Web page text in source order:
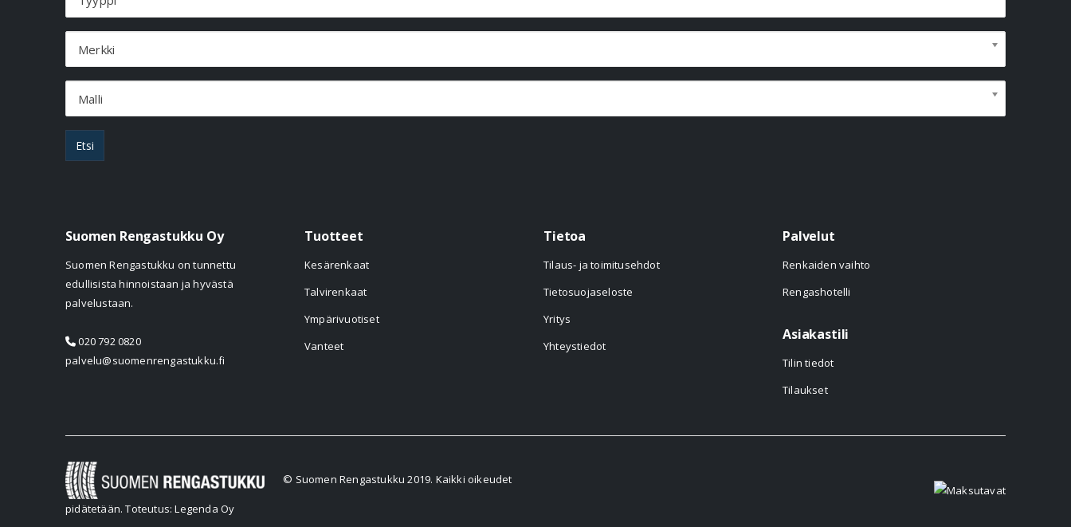
Merkki
Malli
Etsi
Suomen Rengastukku Oy
Suomen Rengastukku on tunnettu
edullisista hinnoistaan ja hyvästä
palvelustaan.
020 792 0820
palvelu@suomenrengastukku.fi
Tuotteet
Kesärenkaat
Talvirenkaat
Ympärivuotiset
Vanteet
Tietoa
Tilaus- ja toimitusehdot
Tietosuojaseloste
Yritys
Yhteystiedot
Palvelut
Renkaiden vaihto
Rengashotelli
Asiakastili
Tilin tiedot
Tilaukset
© Suomen Rengastukku 2019. Kaikki oikeudet
pidätetään.Toteutus: Legenda Oy